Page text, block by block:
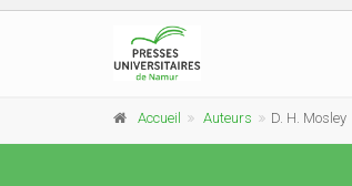
Accueil Auteurs D. H. Mosley